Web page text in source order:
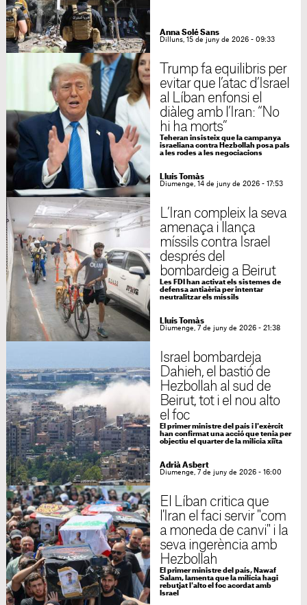
Anna Solé Sans
Dilluns, 15 de juny de 2026 - 09:33
Trump fa equilibris per
evitar que l’atac d’Israel
al Líban enfonsi el
diàleg amb l’Iran: “No
hi ha morts”
Teheran insisteix que la campanya
israeliana contra Hezbollah posa pals
a les rodes a les negociacions
Lluís Tomàs
Diumenge, 14 de juny de 2026 - 17:53
L’Iran compleix la seva
amenaça i llança
míssils contra Israel
després del
bombardeig a Beirut
Les FDI han activat els sistemes de
defensa antiaèria per intentar
neutralitzar els míssils
Lluís Tomàs
Diumenge, 7 de juny de 2026 - 21:38
Israel bombardeja
Dahieh, el bastió de
Hezbollah al sud de
Beirut, tot i el nou alto
el foc
El primer ministre del país i l'exèrcit
han confirmat una acció que tenia per
objectiu el quarter de la milícia xiïta
Adrià Asbert
Diumenge, 7 de juny de 2026 - 16:00
El Líban critica que
l'Iran el faci servir "com
a moneda de canvi" i la
seva ingerència amb
Hezbollah
El primer ministre del país, Nawaf
Salam, lamenta que la milícia hagi
rebutjat l'alto el foc acordat amb
Israel